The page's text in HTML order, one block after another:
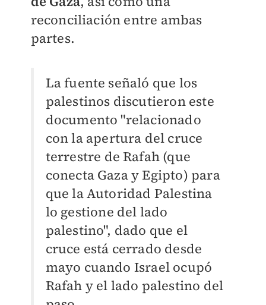
reconciliación entre ambas
partes.
La fuente señaló que los
palestinos discutieron este
documento "relacionado
con la apertura del cruce
terrestre de Rafah (que
conecta Gaza y Egipto) para
que la Autoridad Palestina
lo gestione del lado
palestino", dado que el
cruce está cerrado desde
mayo cuando Israel ocupó
Rafah y el lado palestino del